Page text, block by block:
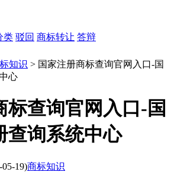
类 驳回 商标转让 答辩
知识 > 国家注册商标查询官网入口-国
心
标查询官网入口-国
查询系统中心
05-19)商标知识